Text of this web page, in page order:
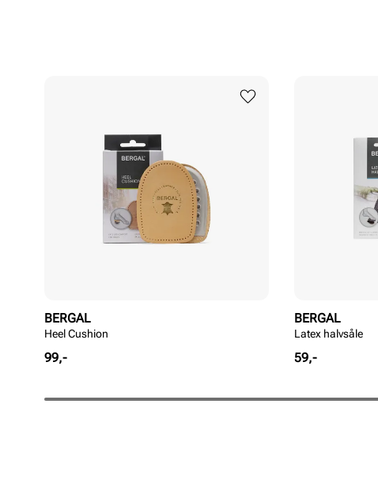
BERGAL
Heel Cushion
Pris
99,-
BERGAL
Latex halvsåle
Pris
59,-